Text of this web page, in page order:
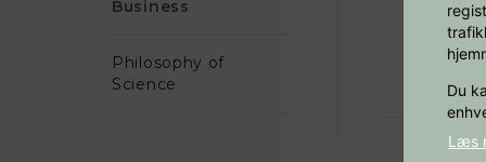
Du
Læs
Business
Philosophy of
Science